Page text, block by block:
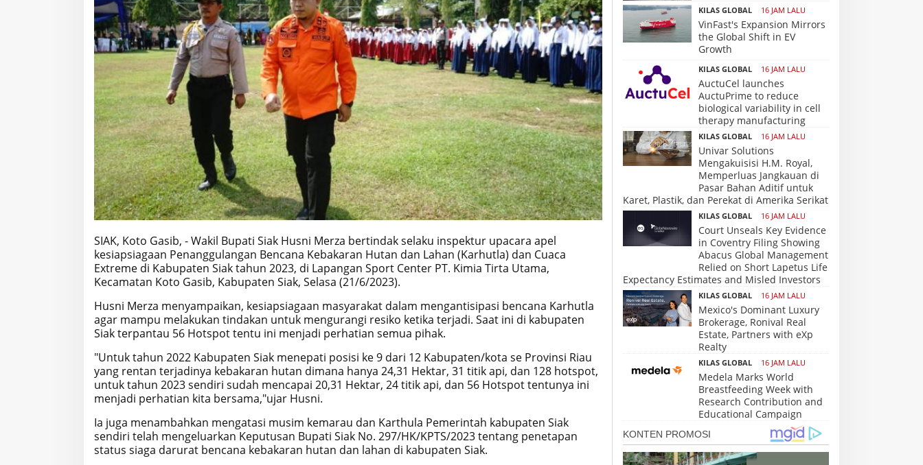
SIAK, Koto Gasib, - Wakil Bupati Siak Husni Merza bertindak selaku inspektur upacara apel
kesiapsiagaan Penanggulangan Bencana Kebakaran Hutan dan Lahan (Karhutla) dan Cuaca
Extreme di Kabupaten Siak tahun 2023, di Lapangan Sport Center PT. Kimia Tirta Utama,
Kecamatan Koto Gasib, Kabupaten Siak, Selasa (21/6/2023).
Husni Merza menyampaikan, kesiapsiagaan masyarakat dalam mengantisipasi bencana Karhutla
agar mampu melakukan tindakan untuk mengurangi resiko ketika terjadi. Saat ini di kabupaten
Siak terpantau 56 Hotspot tentu ini menjadi perhatian semua pihak.
"Untuk tahun 2022 Kabupaten Siak menepati posisi ke 9 dari 12 Kabupaten/kota se Provinsi Riau
yang rentan terjadinya kebakaran hutan dimana hanya 24,31 Hektar, 31 titik api, dan 128 hotspot,
untuk tahun 2023 sendiri sudah mencapai 20,31 Hektar, 24 titik api, dan 56 Hotspot tentunya ini
menjadi perhatian kita bersama,"ujar Husni.
Ia juga menambahkan mengatasi musim kemarau dan Karthula Pemerintah kabupaten Siak
sendiri telah mengeluarkan Keputusan Bupati Siak No. 297/HK/KPTS/2023 tentang penetapan
status siaga darurat bencana kebakaran hutan dan lahan di kabupaten Siak.
KILAS GLOBAL 16 JAM LALU
VinFast's Expansion Mirrors
the Global Shift in EV
Growth
KILAS GLOBAL 16 JAM LALU
AuctuCel launches
AuctuPrime to reduce
biological variability in cell
therapy manufacturing
KILAS GLOBAL 16 JAM LALU
Univar Solutions
Mengakuisisi H.M. Royal,
Memperluas Jangkauan di
Pasar Bahan Aditif untuk
Karet, Plastik, dan Perekat di Amerika Serikat
KILAS GLOBAL 16 JAM LALU
Court Unseals Key Evidence
in Coventry Filing Showing
Abacus Global Management
Relied on Short Lapetus Life
Expectancy Estimates and Misled Investors
KILAS GLOBAL 16 JAM LALU
Mexico's Dominant Luxury
Brokerage, Ronival Real
Estate, Partners with eXp
Realty
KILAS GLOBAL 16 JAM LALU
Medela Marks World
Breastfeeding Week with
Research Contribution and
Educational Campaign